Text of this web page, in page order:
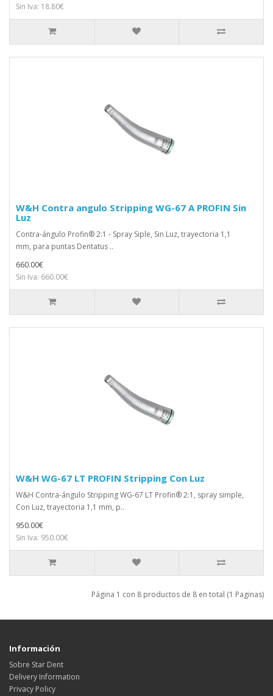
Sin Iva: 18.80€
W&H Contra angulo Stripping WG-67 A PROFIN Sin
Luz
Contra-ángulo Profin® 2:1 - Spray Siple, Sin Luz, trayectoria 1,1
mm, para puntas Dentatus ..
660.00€
Sin Iva: 660.00€
W&H WG-67 LT PROFIN Stripping Con Luz
W&H Contra-ángulo Stripping WG-67 LT Profin® 2:1, spray simple,
Con Luz, trayectoria 1,1 mm, p..
950.00€
Sin Iva: 950.00€
Página 1 con 8 productos de 8 en total (1 Paginas)
Información
Sobre Star Dent
Delivery Information
Privacy Policy